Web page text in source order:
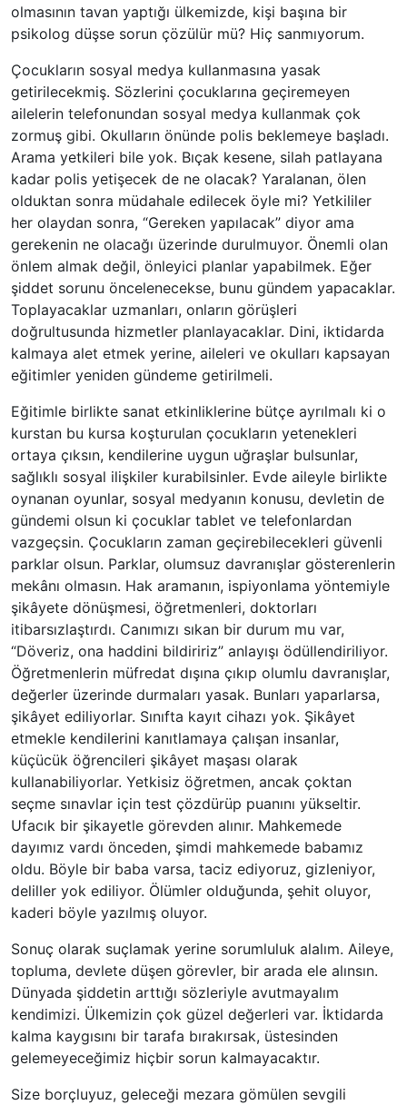
olmasının tavan yaptığı ülkemizde, kişi başına bir
psikolog düşse sorun çözülür mü? Hiç sanmıyorum.
Çocukların sosyal medya kullanmasına yasak
getirilecekmiş. Sözlerini çocuklarına geçiremeyen
ailelerin telefonundan sosyal medya kullanmak çok
zormuş gibi. Okulların önünde polis beklemeye başladı.
Arama yetkileri bile yok. Bıçak kesene, silah patlayana
kadar polis yetişecek de ne olacak? Yaralanan, ölen
olduktan sonra müdahale edilecek öyle mi? Yetkililer
her olaydan sonra, “Gereken yapılacak” diyor ama
gerekenin ne olacağı üzerinde durulmuyor. Önemli olan
önlem almak değil, önleyici planlar yapabilmek. Eğer
şiddet sorunu öncelenecekse, bunu gündem yapacaklar.
Toplayacaklar uzmanları, onların görüşleri
doğrultusunda hizmetler planlayacaklar. Dini, iktidarda
kalmaya alet etmek yerine, aileleri ve okulları kapsayan
eğitimler yeniden gündeme getirilmeli.
Eğitimle birlikte sanat etkinliklerine bütçe ayrılmalı ki o
kurstan bu kursa koşturulan çocukların yetenekleri
ortaya çıksın, kendilerine uygun uğraşlar bulsunlar,
sağlıklı sosyal ilişkiler kurabilsinler. Evde aileyle birlikte
oynanan oyunlar, sosyal medyanın konusu, devletin de
gündemi olsun ki çocuklar tablet ve telefonlardan
vazgeçsin. Çocukların zaman geçirebilecekleri güvenli
parklar olsun. Parklar, olumsuz davranışlar gösterenlerin
mekânı olmasın. Hak aramanın, ispiyonlama yöntemiyle
şikâyete dönüşmesi, öğretmenleri, doktorları
itibarsızlaştırdı. Canımızı sıkan bir durum mu var,
“Döveriz, ona haddini bildiririz” anlayışı ödüllendiriliyor.
Öğretmenlerin müfredat dışına çıkıp olumlu davranışlar,
değerler üzerinde durmaları yasak. Bunları yaparlarsa,
şikâyet ediliyorlar. Sınıfta kayıt cihazı yok. Şikâyet
etmekle kendilerini kanıtlamaya çalışan insanlar,
küçücük öğrencileri şikâyet maşası olarak
kullanabiliyorlar. Yetkisiz öğretmen, ancak çoktan
seçme sınavlar için test çözdürüp puanını yükseltir.
Ufacık bir şikayetle görevden alınır. Mahkemede
dayımız vardı önceden, şimdi mahkemede babamız
oldu. Böyle bir baba varsa, taciz ediyoruz, gizleniyor,
deliller yok ediliyor. Ölümler olduğunda, şehit oluyor,
kaderi böyle yazılmış oluyor.
Sonuç olarak suçlamak yerine sorumluluk alalım. Aileye,
topluma, devlete düşen görevler, bir arada ele alınsın.
Dünyada şiddetin arttığı sözleriyle avutmayalım
kendimizi. Ülkemizin çok güzel değerleri var. İktidarda
kalma kaygısını bir tarafa bırakırsak, üstesinden
gelemeyeceğimiz hiçbir sorun kalmayacaktır.
Size borçluyuz, geleceği mezara gömülen sevgili